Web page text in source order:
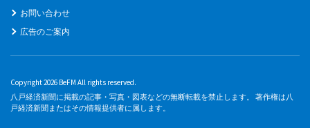
お問い合わせ
広告のご案内
Copyright 2026 BeFM All rights reserved.
八戸経済新聞に掲載の記事・写真・図表などの無断転載を禁止します。 著作権は八
戸経済新聞またはその情報提供者に属します。